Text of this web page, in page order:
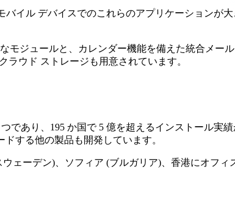
イル デバイスでのこれらのアプリケーションが
ジュールと、カレンダー機能を備えた統合メー
ウド ストレージも用意されています。
あり、195 か国で 5 億を超えるインストール実
ドする他の製品も開発しています。
ェーデン)、ソフィア (ブルガリア)、香港にオフィ